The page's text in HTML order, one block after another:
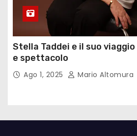
Stella Taddei e il suo
e spettacolo
Ago 1, 2025 Mario Altomura